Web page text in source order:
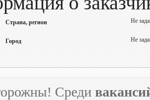
Страна, регион Не
Город Не
Среди